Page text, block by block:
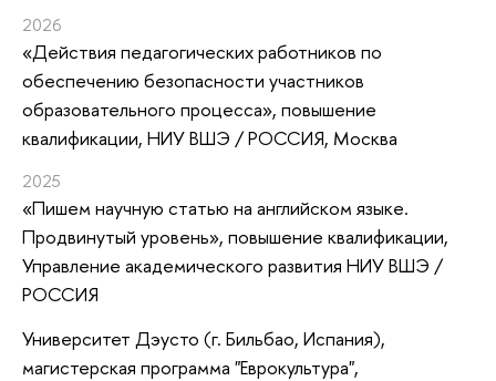
2026
«Действия педагогических работников по
обеспечению безопасности участников
образовательного процесса», повышение
квалификации, НИУ ВШЭ / РОССИЯ, Москва
2025
«Пишем научную статью на английском языке.
Продвинутый уровень», повышение квалификации,
Управление академического развития НИУ ВШЭ /
РОССИЯ
Университет Дэусто (г. Бильбао, Испания),
магистерская программа "Еврокультура",